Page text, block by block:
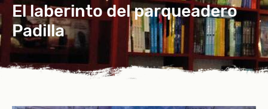
El laberinto del parqueadero
Padilla